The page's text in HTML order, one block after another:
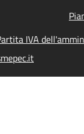
IVA